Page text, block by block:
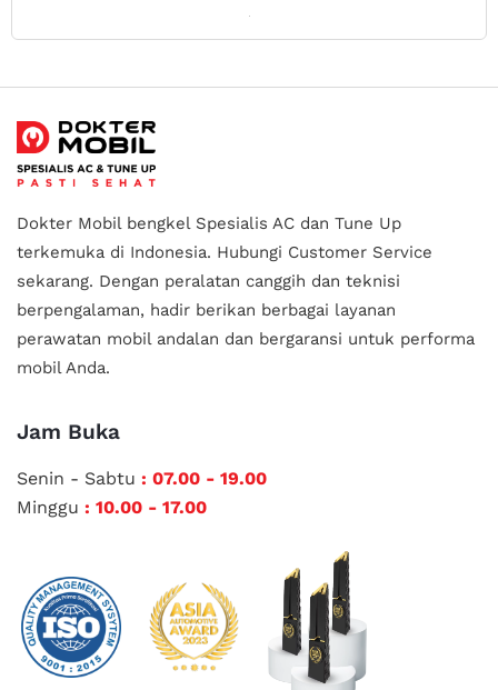
Dokter Mobil bengkel Spesialis AC dan Tune Up
terkemuka di Indonesia. Hubungi Customer Service
sekarang. Dengan peralatan canggih dan teknisi
berpengalaman, hadir berikan berbagai layanan
perawatan mobil andalan dan bergaransi untuk performa
mobil Anda.
Jam Buka
Senin - Sabtu : 07.00 - 19.00
Minggu : 10.00 - 17.00